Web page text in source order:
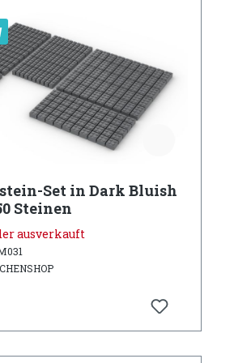
Set in Dark Bluish
Steinen
ausverkauft